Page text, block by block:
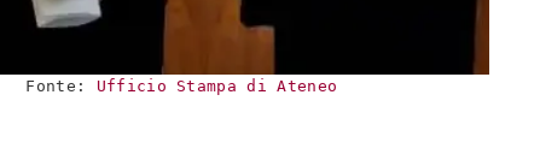
Fonte: Ufficio Stampa di Ateneo